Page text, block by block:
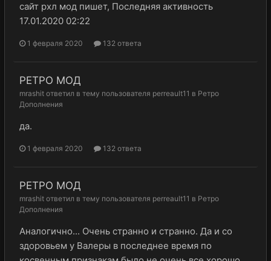
сайт рхл мод пишет, Последняя активность
17.01.2020 02:22
1 февраля 2020 132 ответа
РЕТРО МОД
mrashit ответил в тему пользователя perreault11 в Ретро
Дополнения
да.
1 февраля 2020 132 ответа
РЕТРО МОД
mrashit ответил в тему пользователя perreault11 в Ретро
Дополнения
Аналогично... Очень странно и странно. Да и со
здоровьем у Валеры в последнее время по